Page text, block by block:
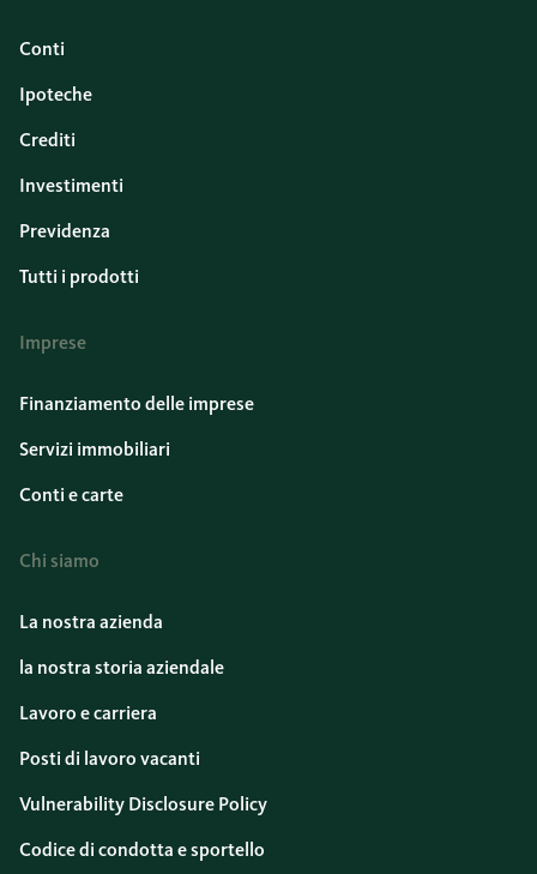
Conti
Ipoteche
Crediti
Investimenti
Previdenza
Tutti i prodotti
Imprese
Finanziamento delle imprese
Servizi immobiliari
Conti e carte
Chi siamo
La nostra azienda
la nostra storia aziendale
Lavoro e carriera
Posti di lavoro vacanti
Vulnerability Disclosure Policy
Codice di condotta e sportello